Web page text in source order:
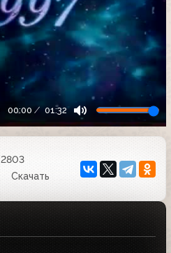
00:00 01:32
2803
Скачать